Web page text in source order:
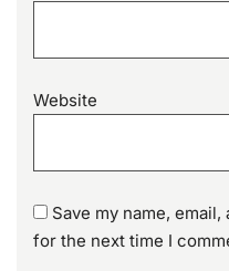
Website
Save my name,
for the next time I